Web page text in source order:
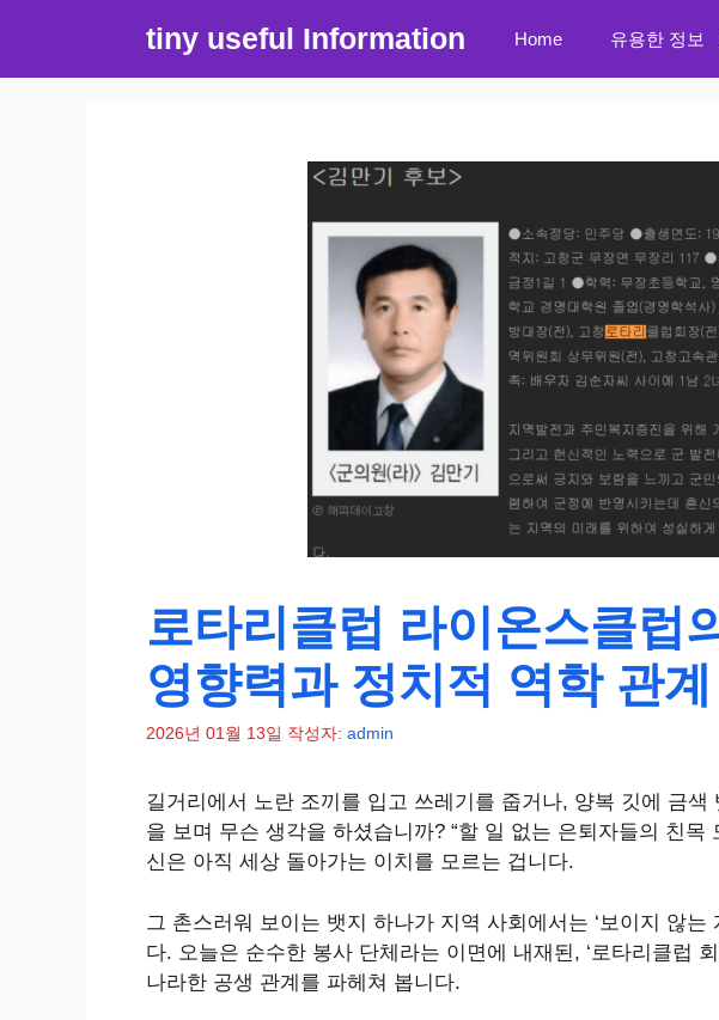
츠
tiny useful Information Home 유용한 정보
로타리클럽 라이온스클럽
영향력과 정치적 역학 관
2026년 01월 13일 작성자: admin
길거리에서 노란 조끼를 입고 쓰레기를 줍거나, 양복 깃에 금
을 보며 무슨 생각을 하셨습니까? “할 일 없는 은퇴자들의 친목
신은 아직 세상 돌아가는 이치를 모르는 겁니다.
그 촌스러워 보이는 뱃지 하나가 지역 사회에서는 ‘보이지 않는
다. 오늘은 순수한 봉사 단체라는 이면에 내재된, ‘로타리클럽 회
나라한 공생 관계를 파헤쳐 봅니다.